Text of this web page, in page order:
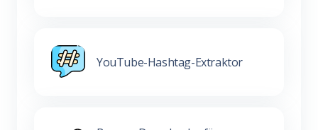
YouTube-Hashtag-Extraktor